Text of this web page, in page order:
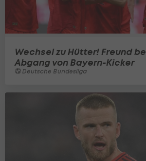
Wechsel zu Hütter! Freund
Abgang von Bayern-Kicker
Deutsche Bundesliga